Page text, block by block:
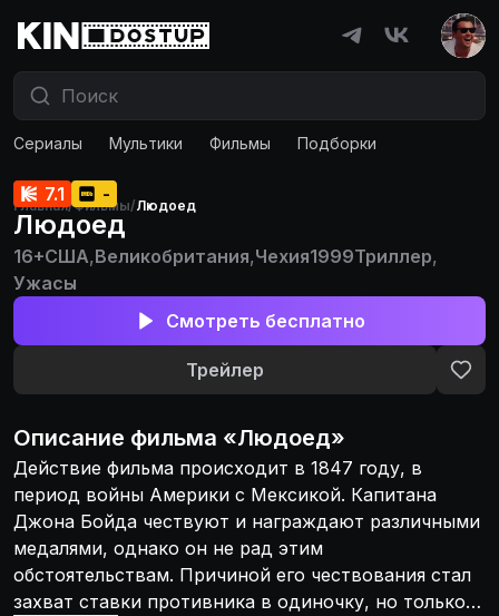
Сериалы Мультики Фильмы Подборки
Главная/Фильмы/Людоед
7.1 -
Людоед
16+США,Великобритания,Чехия1999Триллер,
Ужасы
Смотреть бесплатно
Трейлер
Описание фильма «Людоед»
Действие фильма происходит в 1847 году, в
период войны Америки с Мексикой. Капитана
Джона Бойда чествуют и награждают различными
медалями, однако он не рад этим
обстоятельствам. Причиной его чествования стал
захват ставки противника в одиночку, но только